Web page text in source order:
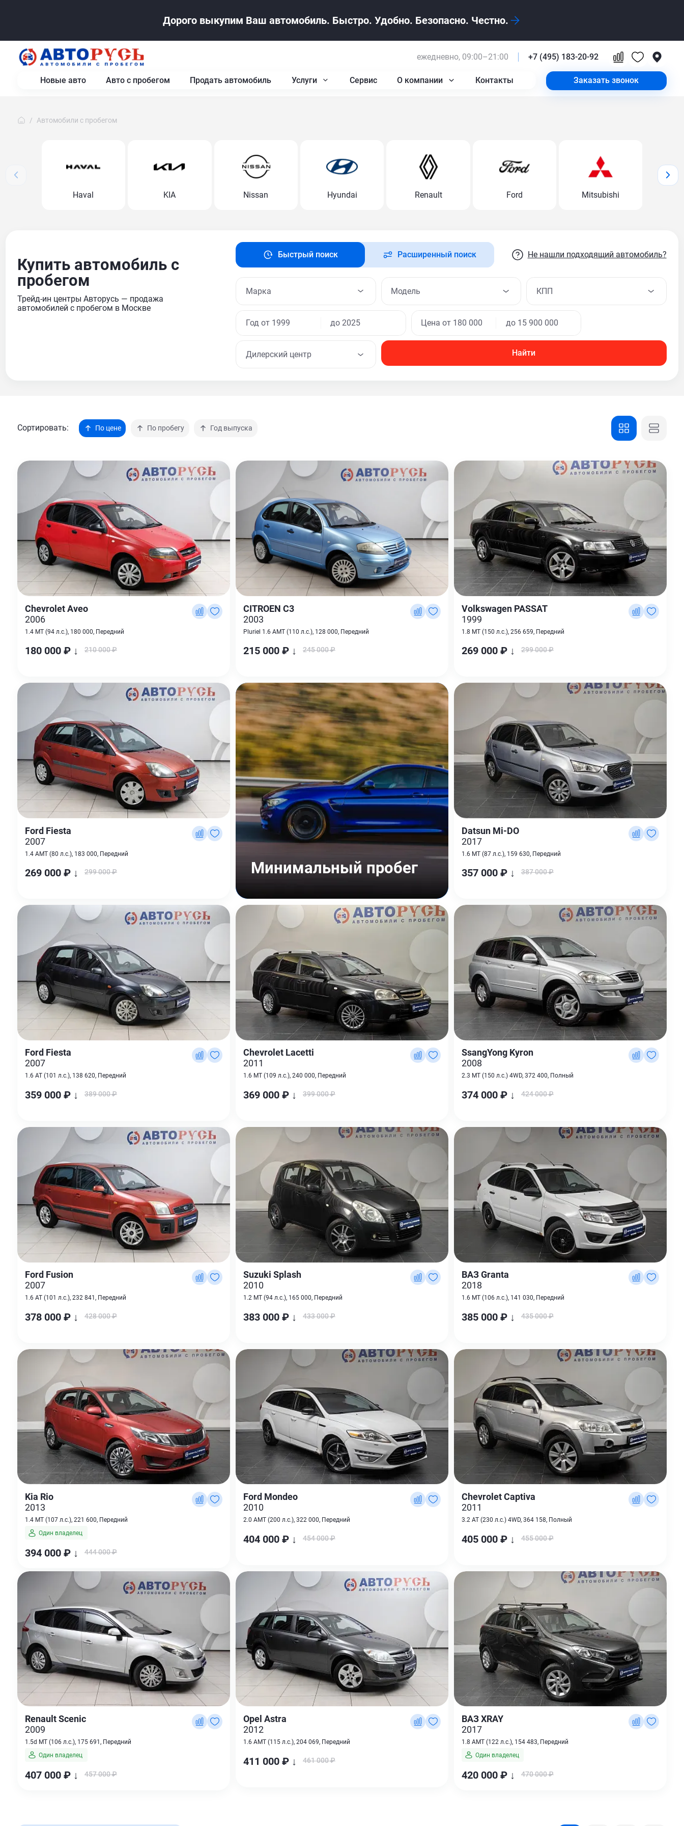
Дорого выкупим Ваш автомобиль. Быстро. Удобно. Безопасно. Честно.
Новые авто Авто с пробегом Продать автомобиль Услуги Сервис О компании Контакты
ежедневно, 09:00–21:00 +7 (495) 183-20-92
Заказать звонок
Автомобили с пробегом
Haval KIA Nissan Hyundai Renault Ford Mitsubishi
Купить автомобиль с
пробегом
Трейд-ин центры Авторусь — продажа
автомобилей с пробегом в Москве
Быстрый поиск Расширенный поиск Не нашли подходящий автомобиль?
Модель КПП
Дилерский центр Найти
Сортировать: По цене По пробегу Год выпуска
Chevrolet Aveo
2006
1.4 MT (94 л.с.), 180 000, Передний
180 000 ₽ ↓ 210 000 ₽
CITROEN C3
2003
Pluriel 1.6 AMT (110 л.с.), 128 000, Передний
215 000 ₽ ↓ 245 000 ₽
Volkswagen PASSAT
1999
1.8 MT (150 л.с.), 256 659, Передний
269 000 ₽ ↓ 299 000 ₽
Ford Fiesta
2007
1.4 AMT (80 л.с.), 183 000, Передний
269 000 ₽ ↓ 299 000 ₽ Минимальный пробег
Datsun Mi-DO
2017
1.6 MT (87 л.с.), 159 630, Передний
357 000 ₽ ↓ 387 000 ₽
Ford Fiesta
2007
1.6 AT (101 л.с.), 138 620, Передний
359 000 ₽ ↓ 389 000 ₽
Chevrolet Lacetti
2011
1.6 MT (109 л.с.), 240 000, Передний
369 000 ₽ ↓ 399 000 ₽
SsangYong Kyron
2008
2.3 MT (150 л.с.) 4WD, 372 400, Полный
374 000 ₽ ↓ 424 000 ₽
Ford Fusion
2007
1.6 AT (101 л.с.), 232 841, Передний
378 000 ₽ ↓ 428 000 ₽
Suzuki Splash
2010
1.2 MT (94 л.с.), 165 000, Передний
383 000 ₽ ↓ 433 000 ₽
ВАЗ Granta
2018
1.6 MT (106 л.с.), 141 030, Передний
385 000 ₽ ↓ 435 000 ₽
Kia Rio
2013
1.4 MT (107 л.с.), 221 600, Передний
Один владелец
394 000 ₽ ↓ 444 000 ₽
Ford Mondeo
2010
2.0 AMT (200 л.с.), 322 000, Передний
404 000 ₽ ↓ 454 000 ₽
Chevrolet Captiva
2011
3.2 AT (230 л.с.) 4WD, 364 158, Полный
405 000 ₽ ↓ 455 000 ₽
Renault Scenic
2009
1.5d MT (106 л.с.), 175 691, Передний
Один владелец
407 000 ₽ ↓ 457 000 ₽
Opel Astra
2012
1.6 AMT (115 л.с.), 204 069, Передний
411 000 ₽ ↓ 461 000 ₽
ВАЗ XRAY
2017
1.8 AMT (122 л.с.), 154 483, Передний
Один владелец
420 000 ₽ ↓ 470 000 ₽